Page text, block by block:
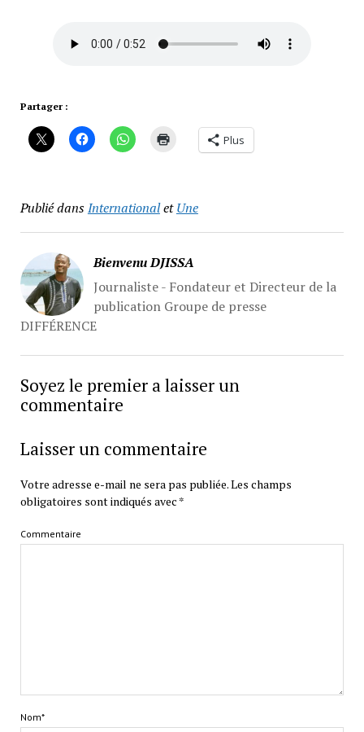
Partager :
Plus
Publié dansInternationaletUne
Bienvenu DJISSA
Journaliste - Fondateur et Directeur de la
publication Groupe de presse
DIFFÉRENCE
Soyez le premier a laisser un
commentaire
Laisser un commentaire
Votre adresse e-mail ne sera pas publiée.Les champs
obligatoires sont indiqués avec *
Commentaire
Nom*